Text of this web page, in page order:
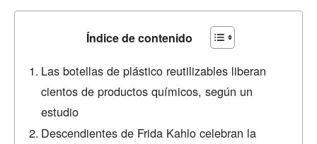
Índice de contenido
Las botellas de plástico reutilizables liberan
cientos de productos químicos, según un
estudio
Descendientes de Frida Kahlo celebran la